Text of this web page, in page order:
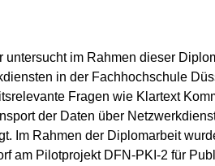
untersucht im Rahmen dieser
in der Fachhochschule
Fragen wie Klartext
der Daten über
Im Rahmen der Diplomarbeit
am Pilotprojekt DFN-PKI-2 für